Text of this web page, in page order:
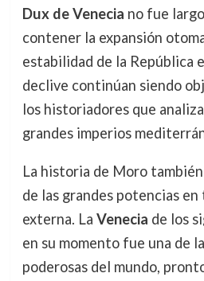
Dux de Venecia no fue
contener la expansión
estabilidad de la República
declive continúan siendo
los historiadores que
grandes imperios
La historia de Moro
de las grandes potencias
externa. La Venecia de los
en su momento fue una de
poderosas del mundo,